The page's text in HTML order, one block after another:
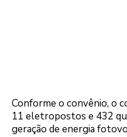
Conforme o convênio, o
11 eletropostos e 432
geração de energia